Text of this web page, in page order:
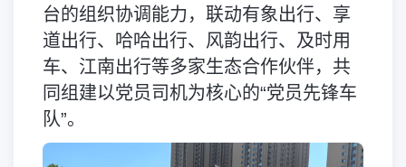
台的组织协调能力，联动有象出行、享
道出行、哈哈出行、风韵出行、及时用
车、江南出行等多家生态合作伙伴，共
同组建以党员司机为核心的“党员先锋车
队”。